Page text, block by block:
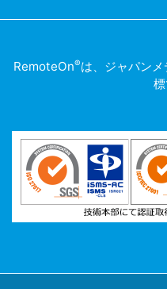
RemoteOn®は、ジャパン
標